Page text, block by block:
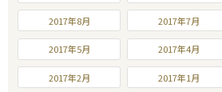
2017年8月 2017年7月
2017年5月 2017年4月
2017年2月 2017年1月